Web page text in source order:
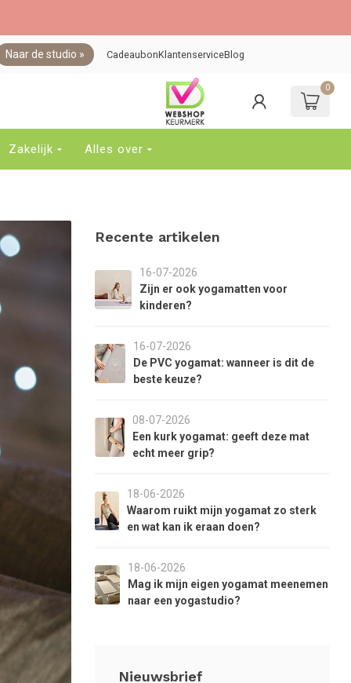
Naar de studio » CadeaubonKlantenserviceBlog
0
Zakelijk Alles over
Recente artikelen
16-07-2026
Zijn er ook yogamatten voor
kinderen?
16-07-2026
De PVC yogamat: wanneer is dit de
beste keuze?
08-07-2026
Een kurk yogamat: geeft deze mat
echt meer grip?
18-06-2026
Waarom ruikt mijn yogamat zo sterk
en wat kan ik eraan doen?
18-06-2026
Mag ik mijn eigen yogamat meenemen
naar een yogastudio?
Nieuwsbrief